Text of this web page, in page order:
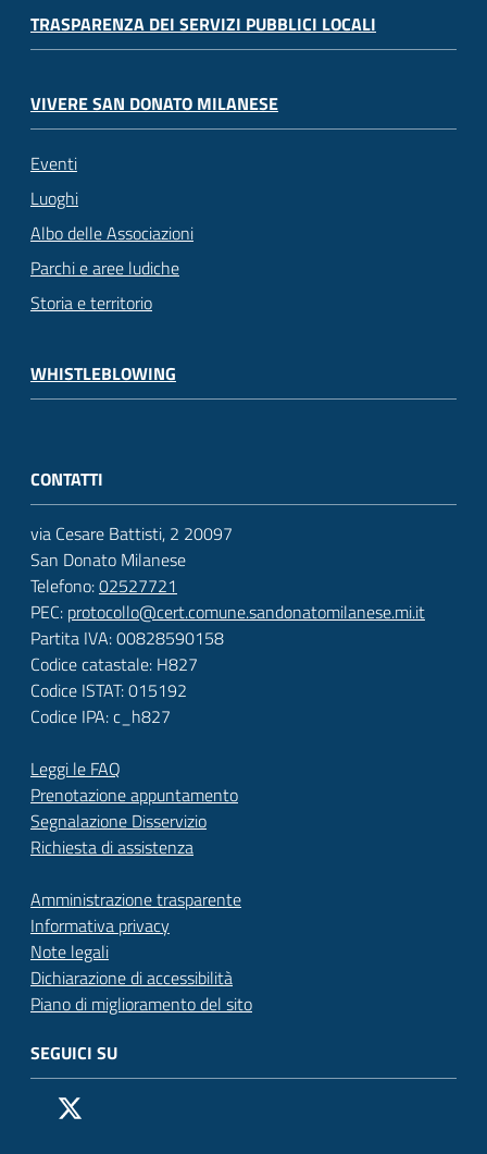
TRASPARENZA DEI SERVIZI PUBBLICI LOCALI
VIVERE SAN DONATO MILANESE
Eventi
Luoghi
Albo delle Associazioni
Parchi e aree ludiche
Storia e territorio
WHISTLEBLOWING
CONTATTI
via Cesare Battisti, 2 20097
San Donato Milanese
Telefono:02527721
PEC: protocollo@cert.comune.sandonatomilanese.mi.it
Partita IVA: 00828590158
Codice catastale: H827
Codice ISTAT: 015192
Codice IPA: c_h827
Leggi le FAQ
Prenotazione appuntamento
Segnalazione Disservizio
Richiesta di assistenza
Amministrazione trasparente
Informativa privacy
Note legali
Dichiarazione di accessibilità
Piano di miglioramento del sito
SEGUICI SU
Pagina Facebook del Comune di San Donato Milanese